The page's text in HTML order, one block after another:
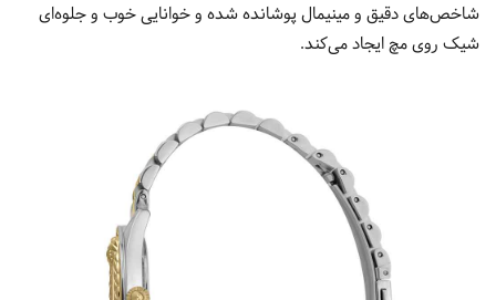
شاخص‌های دقیق و مینیمال پوشانده شده و خوانایی خوب و جلوه‌ای
شیک روی مچ ایجاد می‌کند.